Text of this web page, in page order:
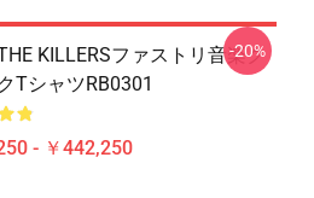
KILLERSファストリ音楽ク
TシャツRB0301
- ￥442,250
-20%